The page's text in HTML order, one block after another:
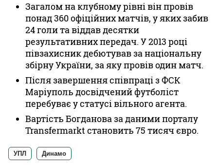
Загалом на клубному рівні він провів
понад 360 офіційних матчів, у яких забив
24 голи та віддав десятки
результативних передач. У 2013 році
півзахисник дебютував за національну
збірну України, за яку провів один матч.
Після завершення співпраці з ФСК
Маріуполь досвідчений футболіст
перебуває у статусі вільного агента.
Вартість Богданова за даними порталу
Transfermarkt становить 75 тисяч євро.
УПЛ Динамо